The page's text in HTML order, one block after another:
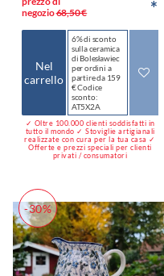
negozio68,50 €
*
Nel
carrello
6% di sconto
sulla ceramica
di Bolesławiec
per ordini a
partire da 159
€ Codice
sconto:
AT5X2A
✓ Oltre 100.000 clienti soddisfatti in
tutto il mondo ✓ Stoviglie artigianali
realizzate con cura per la tua casa ✓
Offerte e prezzi speciali per clienti
privati / consumatori
-30%